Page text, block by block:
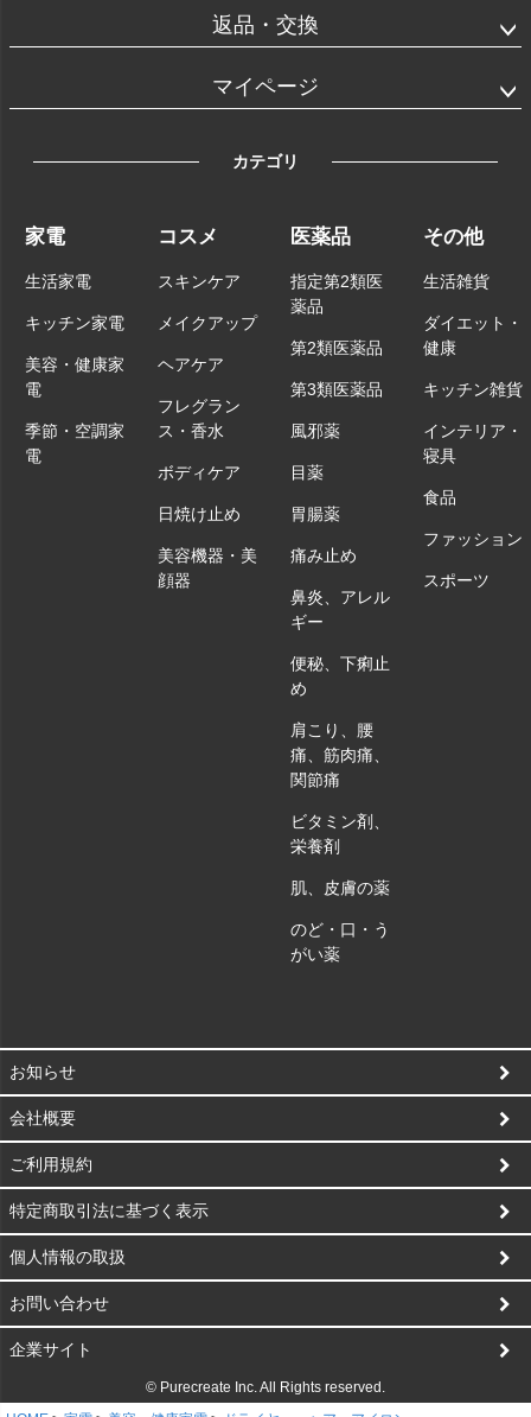
返品・交換
マイページ
カテゴリ
家電
生活家電
キッチン家電
美容・健康家
電
季節・空調家
電
コスメ
スキンケア
メイクアップ
ヘアケア
フレグラン
ス・香水
ボディケア
日焼け止め
美容機器・美
顔器
医薬品
指定第2類医
薬品
第2類医薬品
第3類医薬品
風邪薬
目薬
胃腸薬
痛み止め
鼻炎、アレル
ギー
便秘、下痢止
め
肩こり、腰
痛、筋肉痛、
関節痛
ビタミン剤、
栄養剤
肌、皮膚の薬
のど・口・う
がい薬
その他
生活雑貨
ダイエット・
健康
キッチン雑貨
インテリア・
寝具
食品
ファッション
スポーツ
お知らせ
会社概要
ご利用規約
特定商取引法に基づく表示
個人情報の取扱
お問い合わせ
企業サイト
© Purecreate Inc. All Rights reserved.